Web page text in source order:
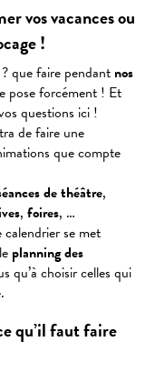
vos vacances ou
!
? que faire pendant nos
pose forcément ! Et
questions ici !
de faire une
que compte
dethéâtre,
, foires, …
se met
planning des
qu’à choisir celles qui
qu’il faut faire